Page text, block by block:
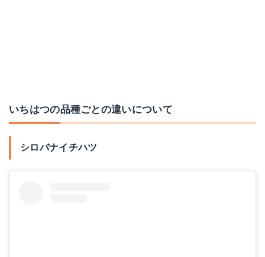
いちはつの品種ごとの違いについて
シロバナイチハツ